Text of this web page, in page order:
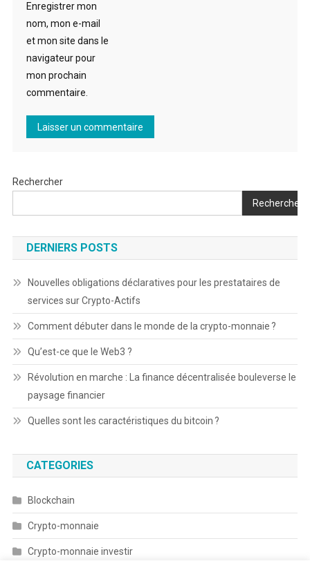
Enregistrer mon
nom, mon e-mail
et mon site dans le
navigateur pour
mon prochain
commentaire.
Rechercher
Rechercher
DERNIERS POSTS
Nouvelles obligations déclaratives pour les prestataires de
services sur Crypto-Actifs
Comment débuter dans le monde de la crypto-monnaie ?
Qu’est-ce que le Web3 ?
Révolution en marche : La finance décentralisée bouleverse le
paysage financier
Quelles sont les caractéristiques du bitcoin ?
CATEGORIES
Blockchain
Crypto-monnaie
Crypto-monnaie investir